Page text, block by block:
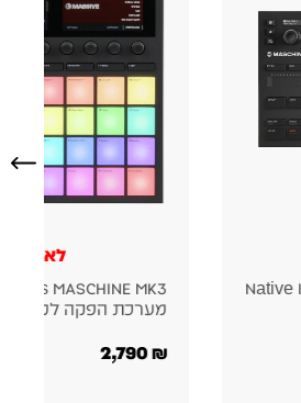
Native Instruments MASCHINE MK3 –
זמין
שליטה עם 8 פיידרים ממונעים
₪
5,000